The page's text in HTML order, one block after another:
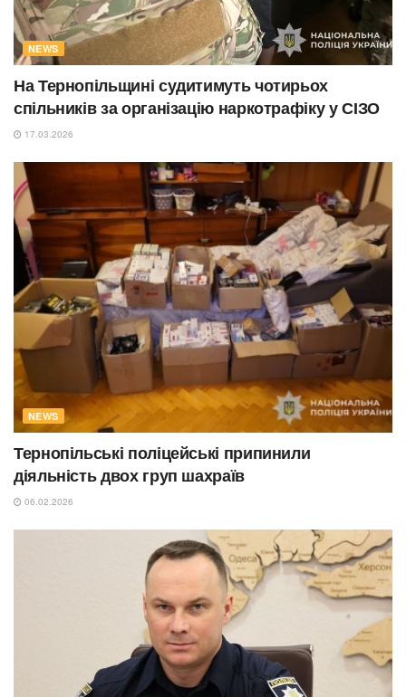
NEWS
На Тернопільщині судитимуть чотирьох
спільників за організацію наркотрафіку у СІЗО
17.03.2026
NEWS
Тернопільські поліцейські припинили
діяльність двох груп шахраїв
06.02.2026